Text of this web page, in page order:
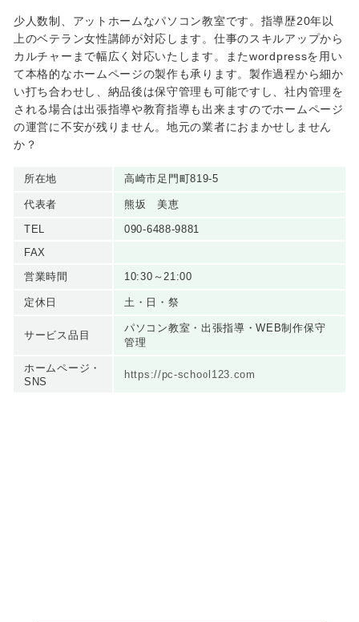
少人数制、アットホームなパソコン教室です。指導歴20年以
上のベテラン女性講師が対応します。仕事のスキルアップから
カルチャーまで幅広く対応いたします。またwordpressを用い
て本格的なホームページの製作も承ります。製作過程から細か
い打ち合わせし、納品後は保守管理も可能ですし、社内管理を
される場合は出張指導や教育指導も出来ますのでホームページ
の運営に不安が残りません。地元の業者におまかせしません
か？
所在地 高崎市足門町819-5
代表者 熊坂 美恵
TEL
090-6488-9881
FAX
営業時間
10:30～21:00
定休日 土・日・祭
サービス品目
パソコン教室・出張指導・WEB制作保守
管理
ホームページ・
SNS
https://pc-school123.com